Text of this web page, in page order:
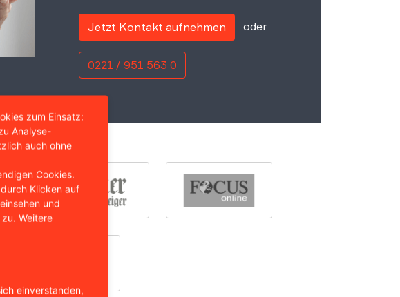
Jetzt Kontakt aufnehmen oder
0221 / 951 563 0
bekannt aus
zum Einsatz:
Analyse-
auch ohne
Cookies.
Klicken auf
und
Weitere
einverstanden,